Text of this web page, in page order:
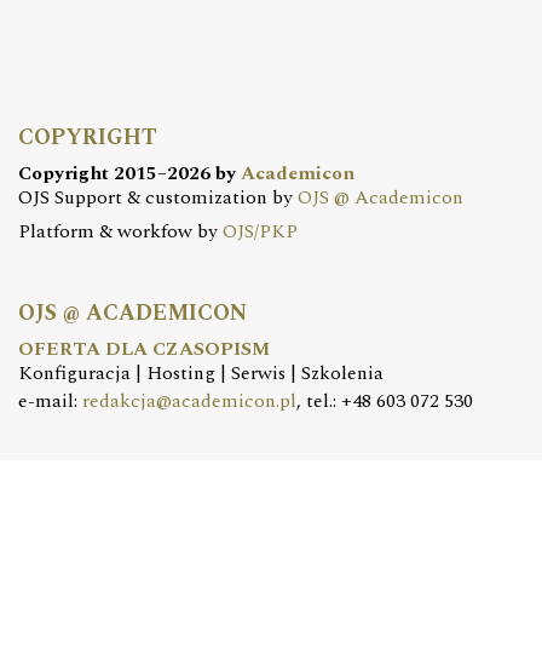
COPYRIGHT
Copyright 2015–2026 byAcademicon
OJS Support & customization byOJS @ Academicon
Platform & workfow byOJS/PKP
OJS @ ACADEMICON
OFERTA DLA CZASOPISM
Konfiguracja | Hosting | Serwis | Szkolenia
e-mail: redakcja@academicon.pl, tel.: +48 603 072 530